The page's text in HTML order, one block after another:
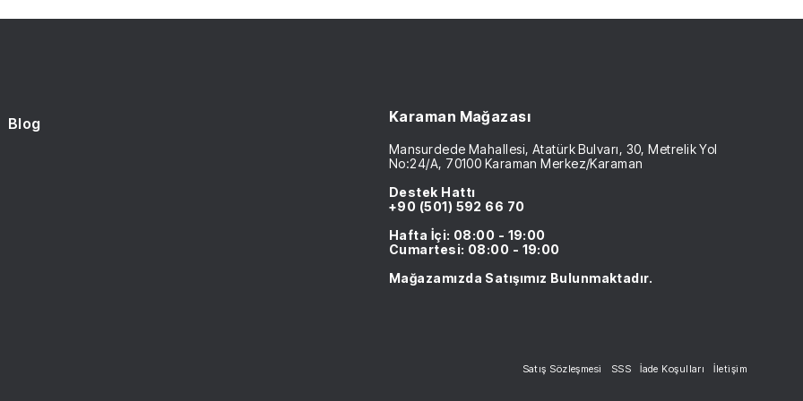
Blog Karaman Mağazası
Mansurdede Mahallesi, Atatürk Bulvarı, 30, Metrelik Yol
No:24/A, 70100 Karaman Merkez/Karaman
Destek Hattı
+90 (501) 592 66 70
Hafta İçi: 08:00 - 19:00
Cumartesi: 08:00 - 19:00
Mağazamızda Satışımız Bulunmaktadır.
Satış Sözleşmesi SSS İade Koşulları İletişim